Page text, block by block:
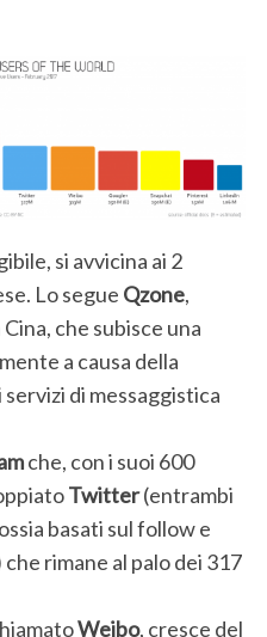
si avvicina ai 2
Lo segue Qzone,
che subisce una
a causa della
di messaggistica
che, con i suoi 600
Twitter(entrambi
basati sul follow e
rimane al palo dei 317
Weibo, cresce del